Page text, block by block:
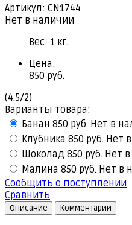
Артикул: CN1744
Нет в наличии
Вес: 1 кг.
Цена:
850 руб.
(4.5/2)
Варианты товара:
Банан 850 руб. Нет в
Клубника 850 руб. Нет
Шоколад 850 руб. Нет
Малина 850 руб. Нет в
Сообщить о поступлении
Сравнить
Описание Комментарии